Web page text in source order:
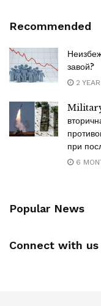
Recommended
завой?
2
Military
при
6
Popular News
Connect with us